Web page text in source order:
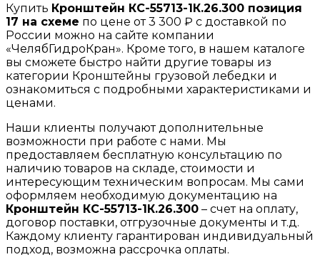
Купить Кронштейн КС-55713-1К.26.300 позиция
17 на схеме по цене от 3 300 ₽ с доставкой по
России можно на сайте компании
«ЧелябГидроКран». Кроме того, в нашем каталоге
вы сможете быстро найти другие товары из
категории Кронштейны грузовой лебедки и
ознакомиться с подробными характеристиками и
ценами.
Наши клиенты получают дополнительные
возможности при работе с нами. Мы
предоставляем бесплатную консультацию по
наличию товаров на складе, стоимости и
интересующим техническим вопросам. Мы сами
оформляем необходимую документацию на
Кронштейн КС-55713-1К.26.300 – счет на оплату,
договор поставки, отгрузочные документы и т.д.
Каждому клиенту гарантирован индивидуальный
подход, возможна рассрочка оплаты.